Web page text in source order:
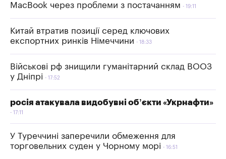
MacBook через проблеми з постачанням
19:11
Китай втратив позиції серед ключових
експортних ринків Німеччини
18:33
Військові рф знищили гуманітарний склад ВООЗ
у Дніпрі
17:52
росія атакувала видобувні об’єкти «Укрнафти»
17:11
У Туреччині заперечили обмеження для
торговельних суден у Чорному морі
16:51